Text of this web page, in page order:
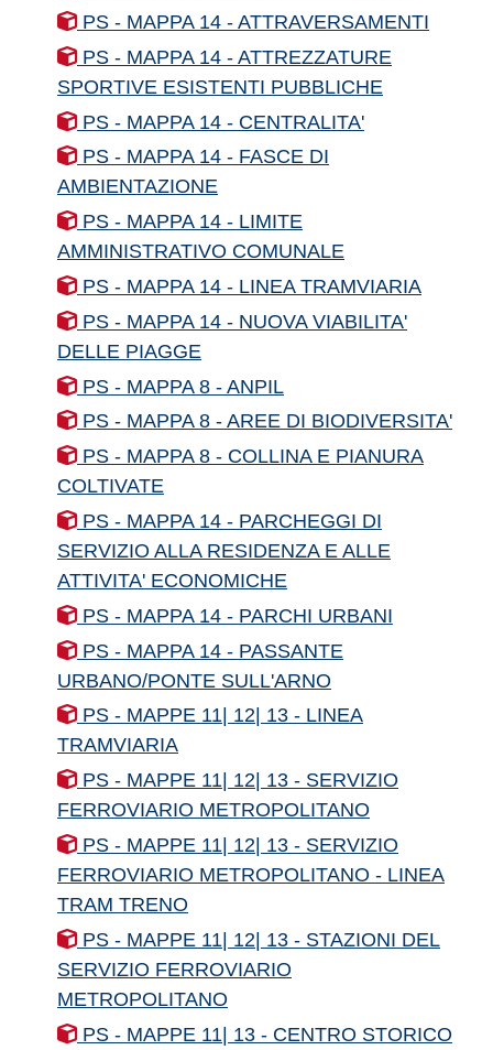
PS - MAPPA 14 - ATTRAVERSAMENTI
PS - MAPPA 14 - ATTREZZATURE
SPORTIVE ESISTENTI PUBBLICHE
PS - MAPPA 14 - CENTRALITA'
PS - MAPPA 14 - FASCE DI
AMBIENTAZIONE
PS - MAPPA 14 - LIMITE
AMMINISTRATIVO COMUNALE
PS - MAPPA 14 - LINEA TRAMVIARIA
PS - MAPPA 14 - NUOVA VIABILITA'
DELLE PIAGGE
PS - MAPPA 8 - ANPIL
PS - MAPPA 8 - AREE DI BIODIVERSITA'
PS - MAPPA 8 - COLLINA E PIANURA
COLTIVATE
PS - MAPPA 14 - PARCHEGGI DI
SERVIZIO ALLA RESIDENZA E ALLE
ATTIVITA' ECONOMICHE
PS - MAPPA 14 - PARCHI URBANI
PS - MAPPA 14 - PASSANTE
URBANO/PONTE SULL'ARNO
PS - MAPPE 11| 12| 13 - LINEA
TRAMVIARIA
PS - MAPPE 11| 12| 13 - SERVIZIO
FERROVIARIO METROPOLITANO
PS - MAPPE 11| 12| 13 - SERVIZIO
FERROVIARIO METROPOLITANO - LINEA
TRAM TRENO
PS - MAPPE 11| 12| 13 - STAZIONI DEL
SERVIZIO FERROVIARIO
METROPOLITANO
PS - MAPPE 11| 13 - CENTRO STORICO